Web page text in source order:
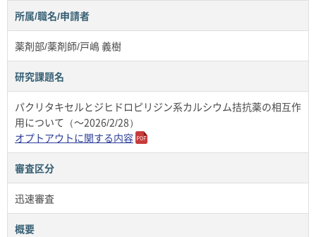
所属/職名/申請者
薬剤部/薬剤師/戸嶋 義樹
研究課題名
パクリタキセルとジヒドロピリジン系カルシウム拮抗薬の相互作
用について（～2026/2/28）
オプトアウトに関する内容
審査区分
迅速審査
概要